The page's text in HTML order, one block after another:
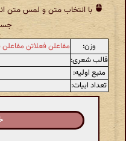
با انتخاب متن و لمس متن
وزن:
مفاعلن فعلاتن
قالب شعری:
منبع اولیه:
تعداد ابیات: